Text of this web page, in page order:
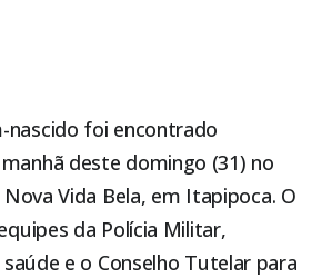
nascido foi encontrado
deste domingo (31) no
Nova Vida Bela, em Itapipoca. O
da Polícia Militar,
e o Conselho Tutelar para